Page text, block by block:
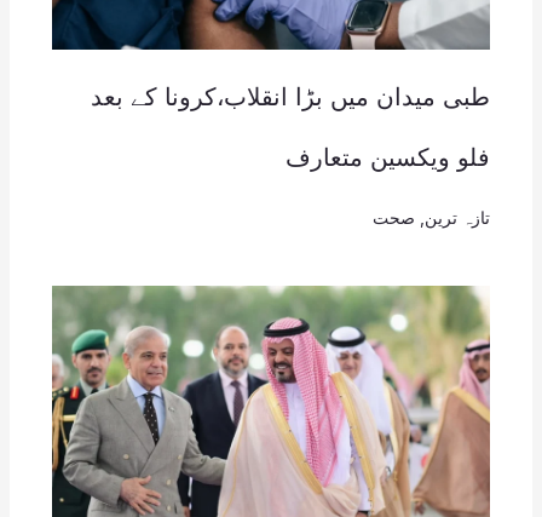
طبی میدان میں بڑا انقلاب،کرونا کے بعد
فلو ویکسین متعارف
تازہ ترین, صحت